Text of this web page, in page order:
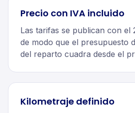
Precio con IVA incluido
Las tarifas se publican con el
de modo que el presupuesto
del reparto cuadra desde el
Kilometraje definido